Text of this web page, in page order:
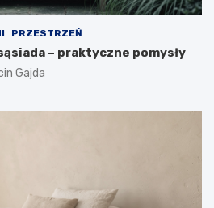
PRZESTRZEŃ
– praktyczne pomysły
Gajda